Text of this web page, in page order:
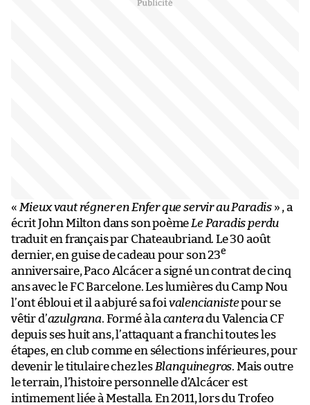
« Mieux vaut régner en Enfer que servir au Paradis » , a
écrit John Milton dans son poème Le Paradis perdu
traduit en français par Chateaubriand. Le 30 août
dernier, en guise de cadeau pour son 23e
anniversaire, Paco Alcácer a signé un contrat de cinq
ans avec le FC Barcelone. Les lumières du Camp Nou
l’ont ébloui et il a abjuré sa foi valencianistepour se
vêtir d’azulgrana. Formé à la canteradu Valencia CF
depuis ses huit ans, l’attaquant a franchi toutes les
étapes, en club comme en sélections inférieures, pour
devenir le titulaire chez les Blanquinegros. Mais outre
le terrain, l’histoire personnelle d’Alcácer est
intimement liée à Mestalla. En 2011, lors du Trofeo